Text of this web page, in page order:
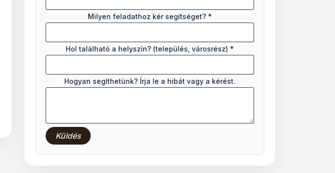
l
á
h
t
ó
l
Milyen feladathoz kér segítséget? *
Hol található a helyszín? (település, városrész) *
Hogyan segíthetünk? Írja le a hibát vagy a kérést.
Küldés